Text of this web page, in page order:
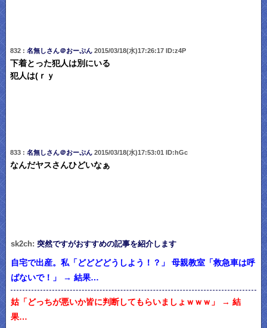
832 : 名無しさん＠おーぷん2015/03/18(水)17:26:17 ID:z4P
下着とった犯人は別にいる
犯人は(ｒｙ
833 : 名無しさん＠おーぷん2015/03/18(水)17:53:01 ID:hGc
なんだヤスさんひどいなぁ
sk2ch: 突然ですがおすすめの記事を紹介します
自宅で出産。私「どどどどうしよう！？」 母親教室「救急車は呼
ばないで！」 → 結果…
姑「どっちが悪いか皆に判断してもらいましょｗｗｗ」 → 結
果…